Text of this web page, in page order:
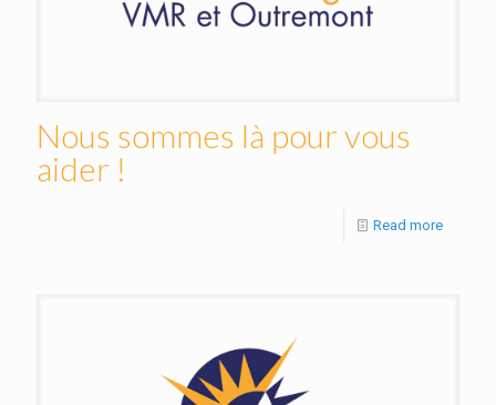
Nous sommes là pour vous
aider !
Read more